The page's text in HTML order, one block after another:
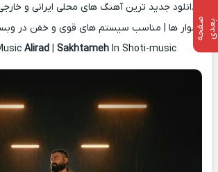
دانلود جدید ترین آهنگ های محلی ایرانی و
سوار ها | مناسب سیستم های قوی و خفن در
Alirad | Sakhtameh In Shoti-music
ص
ف
ح
ه ب ع
د ی